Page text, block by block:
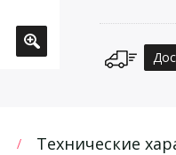
Технические